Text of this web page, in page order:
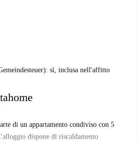
sì, inclusa nell'affitto
di un appartamento condiviso con 5
dispone di riscaldamento